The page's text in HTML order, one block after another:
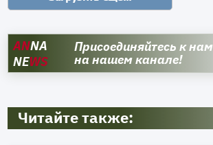
ANNA
NEWS
Присоединяйтесь к нам
на нашем канале!
Читайте также: